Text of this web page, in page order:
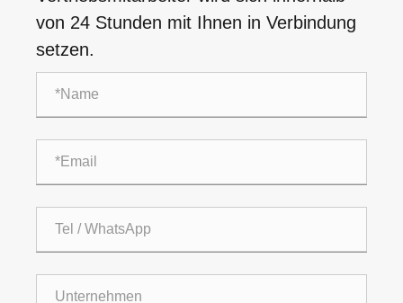
von 24 Stunden mit Ihnen in Verbindung
setzen.